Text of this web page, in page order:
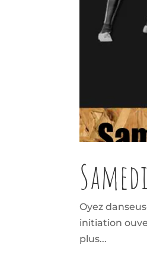
Oyez
initiation
plus...